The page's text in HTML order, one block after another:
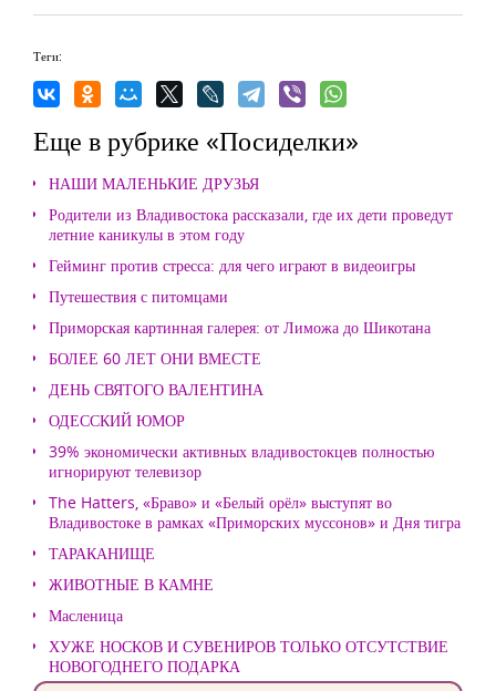
Теги:
Еще в рубрике «Посиделки»
НАШИ МАЛЕНЬКИЕ ДРУЗЬЯ
Родители из Владивостока рассказали, где их дети проведут
летние каникулы в этом году
Гейминг против стресса: для чего играют в видеоигры
Путешествия с питомцами
Приморская картинная галерея: от Лиможа до Шикотана
БОЛЕЕ 60 ЛЕТ ОНИ ВМЕСТЕ
ДЕНЬ СВЯТОГО ВАЛЕНТИНА
ОДЕССКИЙ ЮМОР
39% экономически активных владивостокцев полностью
игнорируют телевизор
The Hatters, «Браво» и «Белый орёл» выступят во
Владивостоке в рамках «Приморских муссонов» и Дня тигра
ТАРАКАНИЩЕ
ЖИВОТНЫЕ В КАМНЕ
Масленица
ХУЖЕ НОСКОВ И СУВЕНИРОВ ТОЛЬКО ОТСУТСТВИЕ
НОВОГОДНЕГО ПОДАРКА